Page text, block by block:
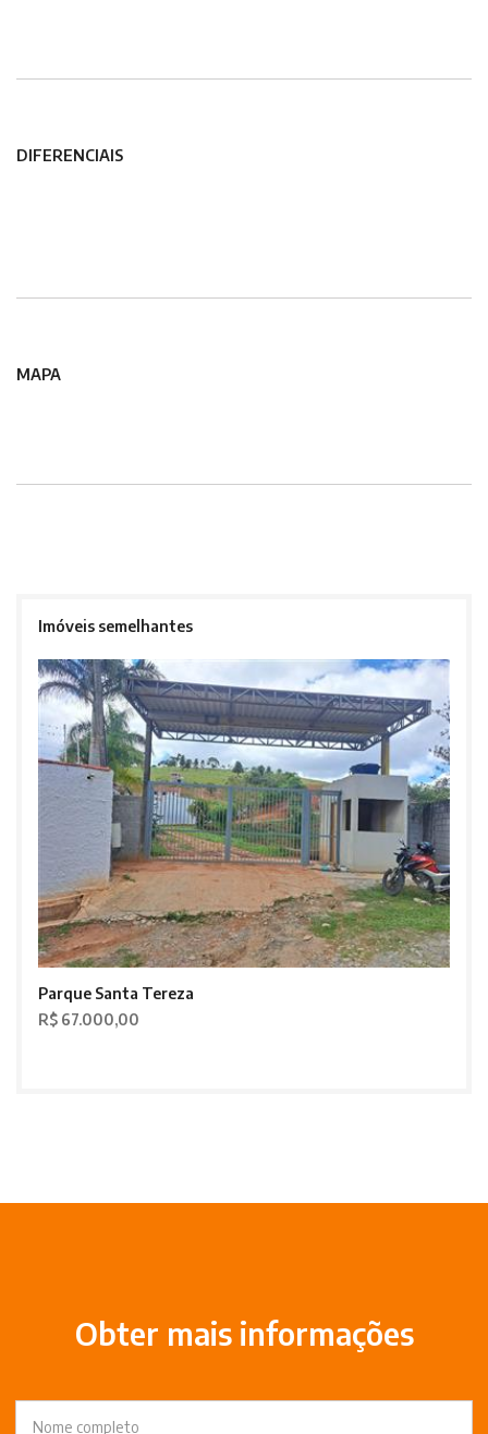
DIFERENCIAIS
MAPA
Imóveis semelhantes
Parque Santa Tereza
R$ 67.000,00
Obter mais informações